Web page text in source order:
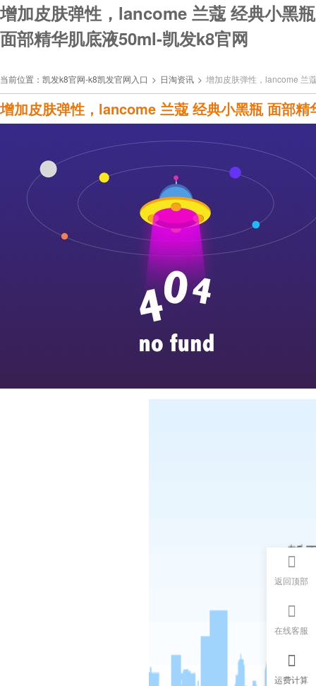
增加皮肤弹性，lancome 兰蔻 经典小黑瓶
面部精华肌底液50ml-凯发k8官网
当前位置： 凯发k8官网-k8凯发官网入口 > 日淘资讯 > 增加皮肤弹性，lancome 兰
增加皮肤弹性，lancome 兰蔻 经典小黑瓶 面部精
返回顶部
在线客服
运费计算